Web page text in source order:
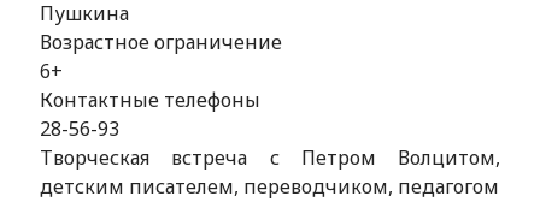
Пушкина
Возрастное ограничение
6+
Контактные телефоны
28-56-93
Творческая встреча с Петром Волцитом,
детским писателем, переводчиком, педагогом